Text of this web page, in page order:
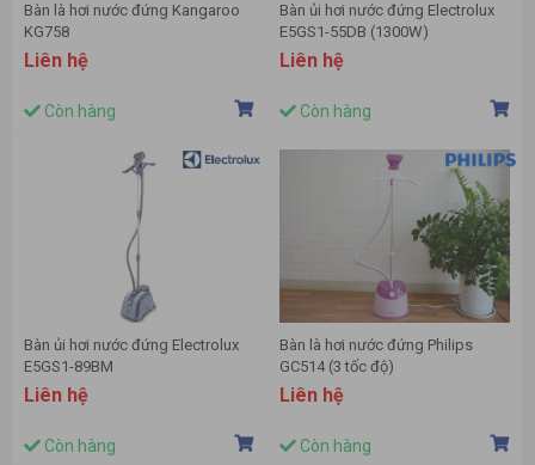
Bàn là hơi nước đứng Kangaroo
KG758
Liên hệ
Còn hàng
Bàn ủi hơi nước đứng Electrolux
E5GS1-55DB (1300W)
Liên hệ
Còn hàng
Bàn ủi hơi nước đứng Electrolux
E5GS1-89BM
Liên hệ
Còn hàng
Bàn là hơi nước đứng Philips
GC514 (3 tốc độ)
Liên hệ
Còn hàng